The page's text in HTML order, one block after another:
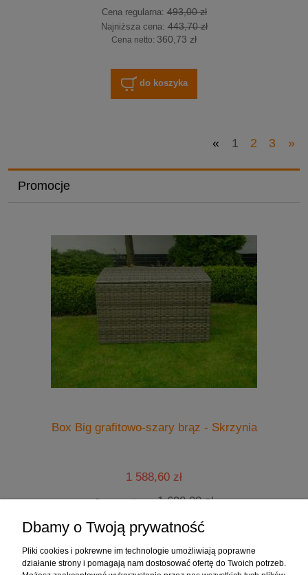
Cena regularna:493,00 zł
Najniższa cena:443,70 zł
Cena netto: 360,73 zł
do koszyka
« 1 2 3 »
Promocje
Box Big grafitowo-szary brąz - Skrzynia
1 588,60 zł
Cena regularna:1 690,00 zł
Dbamy o Twoją prywatność
Pliki cookies i pokrewne im technologie umożliwiają poprawne
działanie strony i pomagają nam dostosować ofertę do Twoich potrzeb.